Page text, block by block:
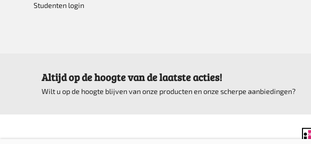
Studenten login
Altijd op de hoogte van de laatste acties!
Wilt u op de hoogte blijven van onze producten en onze scherpe aanbiedingen?